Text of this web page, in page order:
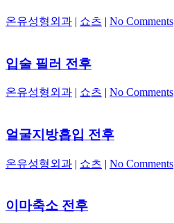
온유성형외과 | 쇼츠 | No Comments
입술 필러 전후
온유성형외과 | 쇼츠 | No Comments
얼굴지방흡입 전후
온유성형외과 | 쇼츠 | No Comments
이마축소 전후